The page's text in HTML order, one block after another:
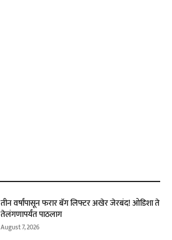
तीन वर्षांपासून फरार बॅग लिफ्टर अखेर जेरबंद! ओडिशा ते
तेलंगणापर्यंत पाठलाग
August 7, 2026